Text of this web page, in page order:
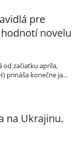
pre
novelu
od začiatku apríla,
prináša konečne ja...
na Ukrajinu.